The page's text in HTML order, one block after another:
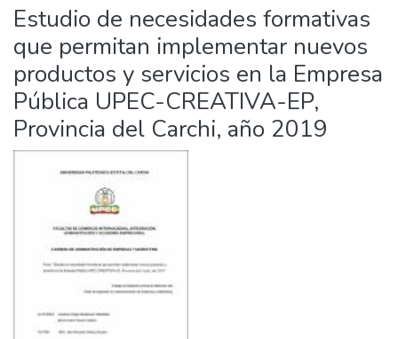
Estadísticas Externas
Manuales
Estudio de necesidades formativas
que permitan implementar nuevos
productos y servicios en la Empresa
Pública UPEC-CREATIVA-EP,
Provincia del Carchi, año 2019